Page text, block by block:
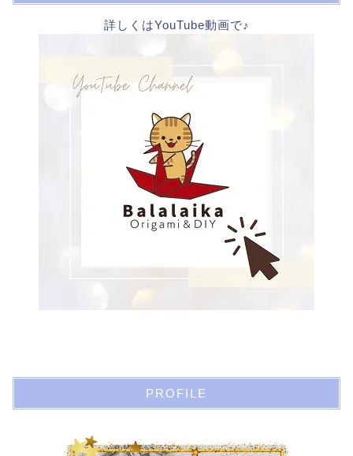
詳しくはYouTube動画で♪
PROFILE